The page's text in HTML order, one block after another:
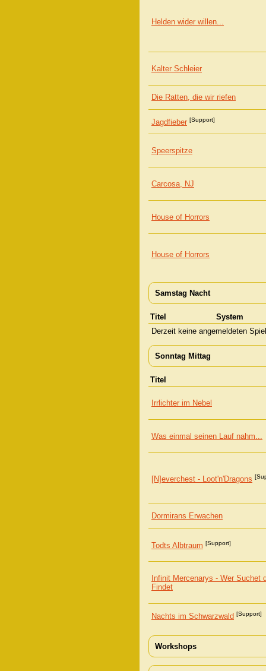
Helden wider willen...
Kalter Schleier
Die Ratten, die wir riefen
Jagdfieber [Support]
Speerspitze
Carcosa, NJ
House of Horrors
House of Horrors
Samstag Nacht
Titel
System
Derzeit keine angemeldeten
Sonntag Mittag
Titel
Irrlichter im Nebel
Was einmal seinen Lauf nahm...
[N]everchest - Loot'n'Dragons
Dormirans Erwachen
Todts Albtraum [Support]
Infinit Mercenarys - Wer Suchet
Findet
Nachts im Schwarzwald [Support]
Workshops